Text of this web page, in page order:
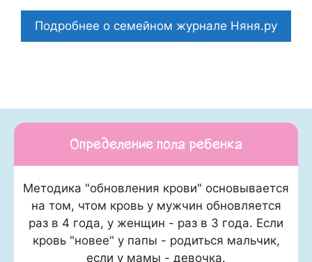
Подробнее о семейном журнале Няня.ру
Определение пола ребенка
Методика "обновления крови" основывается
на том, чтом кровь у мужчин обновляется
раз в 4 года, у женщин - раз в 3 года. Если
кровь "новее" у папы - родиться мальчик,
если у мамы - девочка.